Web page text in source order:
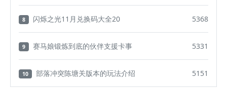
8 闪烁之光11月兑换码大全20 5368
9 赛马娘锻炼到底的伙伴支援卡事 5331
10 部落冲突陈塘关版本的玩法介绍 5151